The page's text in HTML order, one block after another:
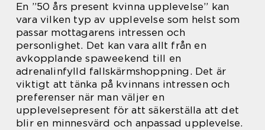
En ”50 års present kvinna upplevelse” kan
vara vilken typ av upplevelse som helst som
passar mottagarens intressen och
personlighet. Det kan vara allt från en
avkopplande spaweekend till en
adrenalinfylld fallskärmshoppning. Det är
viktigt att tänka på kvinnans intressen och
preferenser när man väljer en
upplevelsepresent för att säkerställa att det
blir en minnesvärd och anpassad upplevelse.